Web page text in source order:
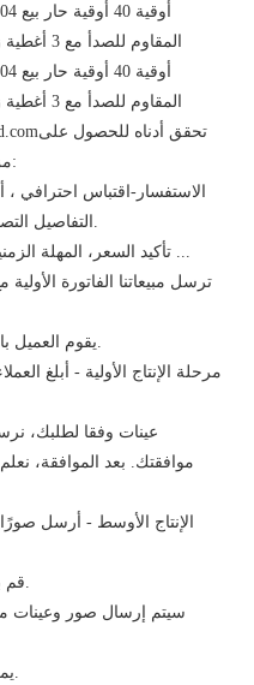
مزيد من المعلومات حول تقديم الطلب:
التفاصيل التصميم ، نبدأ الاتصال بمزيد من التفاصيل.
2. تأكيد السعر، المهلة الزمنية، العمل الفني، مصطلح الدفع الخ ...
4. يقوم العميل بالدفع للإيداع ويرسل لنا إيصال البنك.
عينات وفقا لطلبك،
موافقتك. بعد الموافقة،
قم بتأكيد وقت التسليم المقدر مرة أخرى.
يمكنك أيضًا ترتيب فحص الطرف الثالث.